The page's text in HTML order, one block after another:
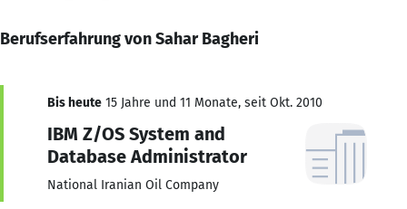
Berufserfahrung von Sahar Bagheri
Bis heute 15 Jahre und 11 Monate, seit Okt. 2010
IBM Z/OS System and
Database Administrator
National Iranian Oil Company